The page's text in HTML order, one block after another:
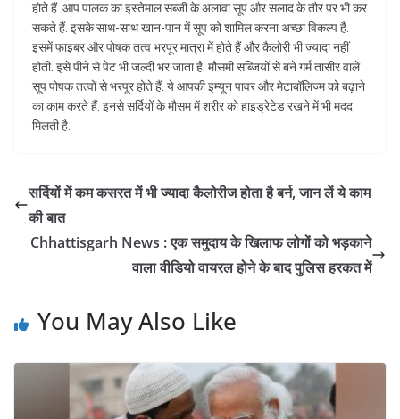
होते हैं. आप पालक का इस्तेमाल सब्जी के अलावा सूप और सलाद के तौर पर भी कर
सकते हैं. इसके साथ-साथ खान-पान में सूप को शामिल करना अच्छा विकल्प है.
इसमें फाइबर और पोषक तत्व भरपूर मात्रा में होते हैं और कैलोरी भी ज्यादा नहीं
होती. इसे पीने से पेट भी जल्दी भर जाता है. मौसमी सब्जियों से बने गर्म तासीर वाले
सूप पोषक तत्वों से भरपूर होते हैं. ये आपकी इम्यून पावर और मेटाबॉलिज्म को बढ़ाने
का काम करते हैं. इनसे सर्दियों के मौसम में शरीर को हाइड्रेटेड रखने में भी मदद
मिलती है.
सर्दियों में कम कसरत में भी ज्यादा कैलोरीज होता है बर्न, जान लें ये काम
की बात
Chhattisgarh News : एक समुदाय के खिलाफ लोगों को भड़काने
वाला वीडियो वायरल होने के बाद पुलिस हरकत में
You May Also Like